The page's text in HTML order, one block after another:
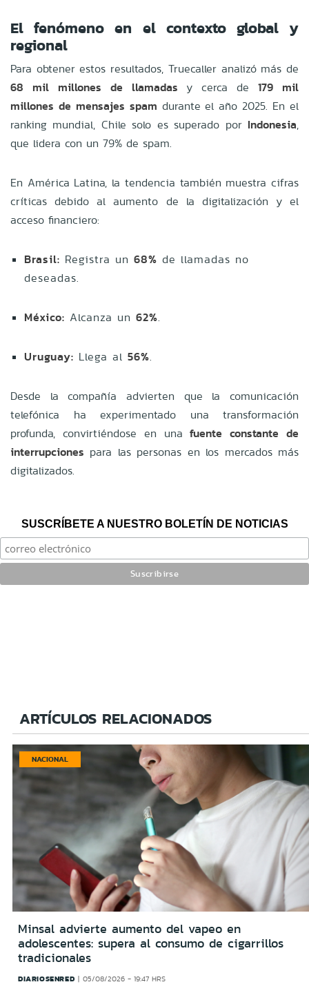
El fenómeno en el contexto global y
regional
Para obtener estos resultados, Truecaller analizó más de
68 mil millones de llamadas y cerca de179 mil
millones de mensajes spam durante el año 2025. En el
ranking mundial, Chile solo es superado por Indonesia,
que lidera con un 79% de spam.
En América Latina, la tendencia también muestra cifras
críticas debido al aumento de la digitalización y el
acceso financiero:
Brasil: Registra un 68% de llamadas no
deseadas.
México: Alcanza un 62%.
Uruguay: Llega al 56%.
Desde la compañía advierten que la comunicación
telefónica ha experimentado una transformación
profunda, convirtiéndose en unafuente constante de
interrupciones para las personas en los mercados más
digitalizados.
SUSCRÍBETE A NUESTRO BOLETÍN DE NOTICIAS
ARTÍCULOS RELACIONADOS
NACIONAL
Minsal advierte aumento del vapeo en
adolescentes: supera al consumo de cigarrillos
tradicionales
DIARIOSENRED 05/08/2026 - 19:47 HRS